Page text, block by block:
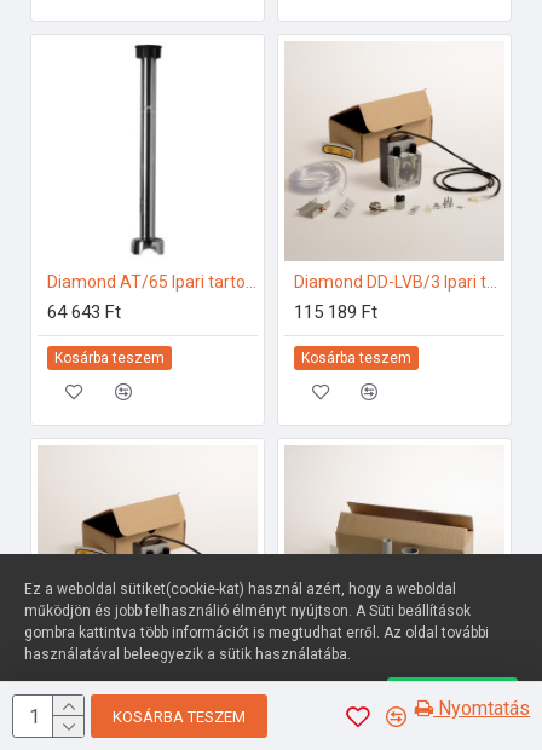
KOSÁRBA TESZEM Nyomtatás
Diamond AT/65 Ipari tartozékok
64 643 Ft
Kosárba teszem
Diamond DD-LVB/3 Ipari tartozékok
115 189 Ft
Kosárba teszem
Diamond DD-LC/1-NP Ipari tartozékok
145 161 Ft
Diamond DPS-LV/7 Ipari tartozékok
95 758 Ft
Ez a weboldal sütiket(cookie-kat) használ azért, hogy a weboldal
működjön és jobb felhasználió élményt nyújtson. A Süti beállítások
gombra kattintva több információt is megtudhat erről. Az oldal további
használatával beleegyezik a sütik használatába.
Süti beállítások Elfogadom